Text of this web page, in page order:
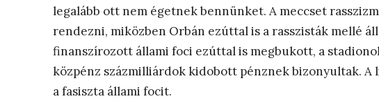
legalább ott nem égetnek bennünket. A meccset
rendezni, miközben Orbán ezúttal is a rasszisták mellé
finanszírozott állami foci ezúttal is megbukott, a
közpénz százmilliárdok kidobott pénznek bizonyultak. A
a fasiszta állami focit.